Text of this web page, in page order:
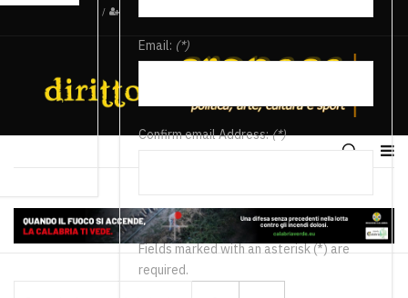
/
Email: (*)
Confirm email Address:(*)
Fields marked with an asterisk (*) are
required.